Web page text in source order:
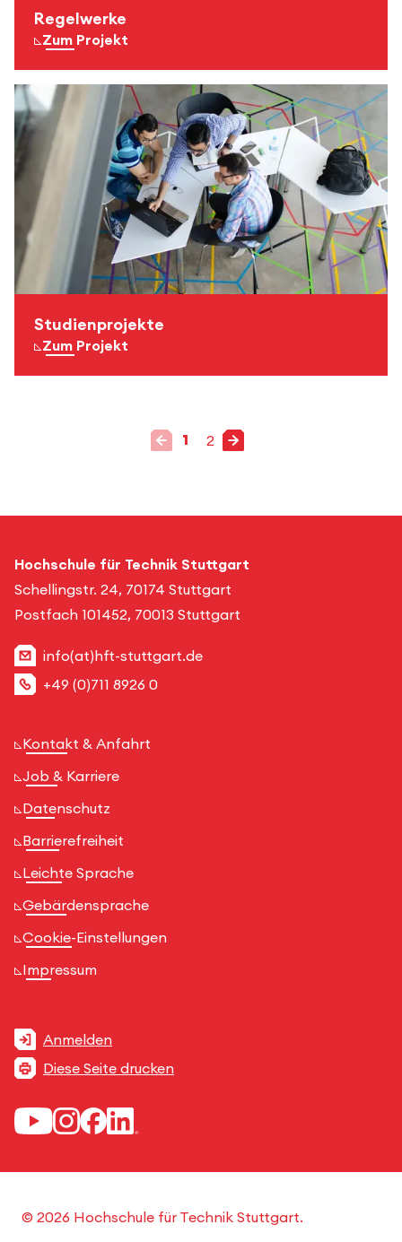
Regelwerke
Zum Projekt
Studienprojekte
Zum Projekt
1 Gehe zu Seite
2
Hochschule für Technik Stuttgart
Schellingstr. 24, 70174 Stuttgart
Postfach 101452, 70013 Stuttgart
info(at)hft-stuttgart.de
+49 (0)711 8926 0
Kontakt & Anfahrt
Job & Karriere
Datenschutz
Barrierefreiheit
Leichte Sprache
Gebärdensprache
Cookie-Einstellungen
Impressum
Anmelden
Diese Seite drucken
© 2026 Hochschule für Technik Stuttgart.